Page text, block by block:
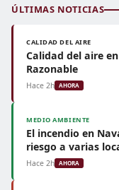
ÚLTIMAS NOTICIAS
CALIDAD DEL AIRE
Calidad del aire
Razonable
Hace 2h AHORA
MEDIO AMBIENTE
El incendio en
riesgo a varias
Hace 2h AHORA